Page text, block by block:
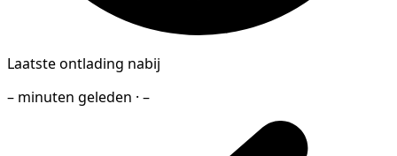
Laatste ontlading nabij
– minuten geleden · –